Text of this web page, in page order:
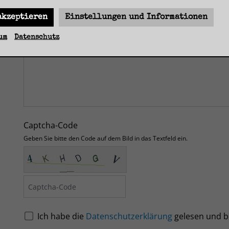
Captcha-Code
Geben Sie bitte den Code auf dem Bild in das Textfeld ein.
Ich habe die Datenschutzerklärung gelesen und
Einstellungen und Informationen
Datenschutz